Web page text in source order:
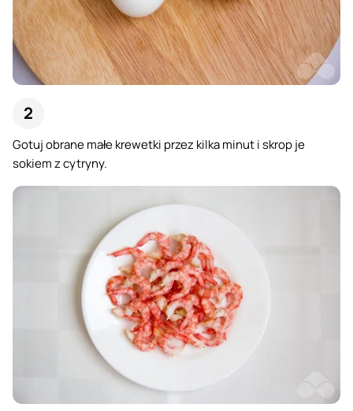
Gotuj obrane małe krewetki przez kilka minut i skrop je
sokiem z cytryny.